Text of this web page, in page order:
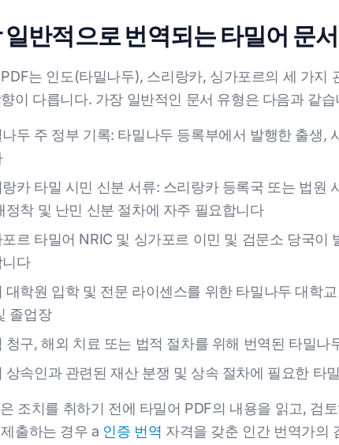
일반적으로 번역되는 타밀어 문
는 인도(타밀나두), 스리랑카, 싱가포르의 세 가지
이 다릅니다. 가장 일반적인 문서 유형은 다음과 같습
두 주 정부 기록: 타밀나두 등록부에서 발행한 출생,
카 타밀 시민 신분 서류: 스리랑카 등록국 또는 법원
정착 및 난민 신분 절차에 자주 필요합니다
르 타밀어 NRIC 및 싱가포르 이민 및 검문소 당국
다
대학원 입학 및 전문 라이센스를 위한 타밀나두 대학
졸업장
청구, 해외 치료 또는 법적 절차를 위해 번역된 타밀나
상속인과 관련된 재산 분쟁 및 상속 절차에 필요한 타
조치를 취하기 전에 타밀어 PDF의 내용을 읽고, 검
출하는 경우 a 인증 번역 자격을 갖춘 인간 번역가의